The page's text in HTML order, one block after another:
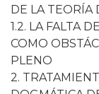
DE LA TEORÍA
1.2. LA FALTA
COMO
PLENO
2.